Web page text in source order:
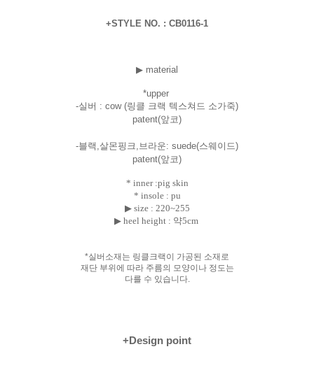
+STYLE NO. : CB0116-1
▶ material
*upper
-실버 : cow (링클 크랙 텍스쳐드 소가죽)
patent(앞코)
-블랙,살몬핑크,브라운: suede(스웨이드)
patent(앞코)
* inner :pig skin
* insole : pu
▶ size : 220~255
▶ heel height : 약5cm
*실버소재는 링클크랙이 가공된 소재로
재단 부위에 따라 주름의 모양이나 정도는
다를 수 있습니다.
+Design point